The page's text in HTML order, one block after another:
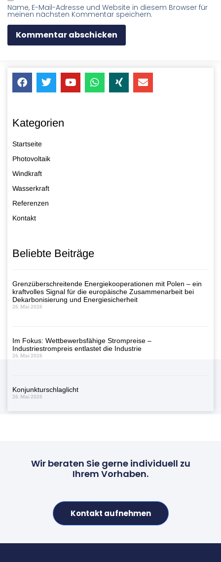
Name, E-Mail-Adresse und Website in diesem Browser für
meinen nächsten Kommentar speichern.
Kategorien
Startseite
Photovoltaik
Windkraft
Wasserkraft
Referenzen
Kontakt
Beliebte Beiträge
Grenzüberschreitende Energiekooperationen mit Polen – ein
kraftvolles Signal für die europäische Zusammenarbeit bei
Dekarbonisierung und Energiesicherheit
26. Mai 2026
Im Fokus: Wettbewerbsfähige Strompreise –
Industriestrompreis entlastet die Industrie
26. Mai 2026
Konjunkturschlaglicht
26. Mai 2026
Wir beraten Sie gerne individuell zu
Ihrem Vorhaben.
Kontakt aufnehmen